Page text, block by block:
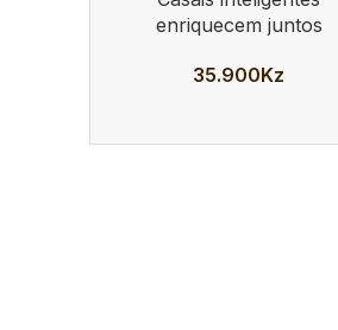
enriquecem juntos
35.900Kz